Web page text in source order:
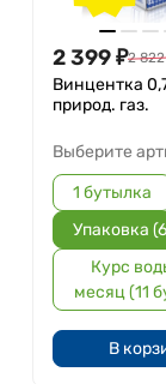
2 399₽2 822
Винцентка
природ. газ.
Выберите
1 бутылка
Упаковка
Курс
месяц (11
В